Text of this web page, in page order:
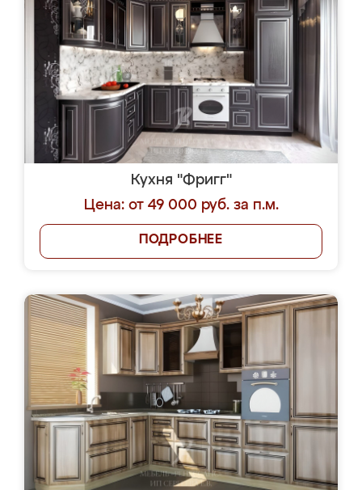
Кухня "Фригг"
Цена: от 49 000 руб. за п.м.
ПОДРОБНЕЕ